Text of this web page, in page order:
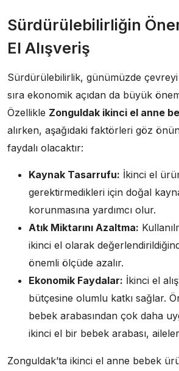
Sürdürülebilirliğin
El Alışveriş
Sürdürülebilirlik, günümüzde çevreyi
sıra ekonomik açıdan da büyük
Özellikle Zonguldak ikinci el anne
alırken, aşağıdaki faktörleri göz
faydalı olacaktır:
Kaynak Tasarrufu: İkinci el
gerektirmedikleri için doğal
korunmasına yardımcı olur.
Atık Miktarını Azaltma:
ikinci el olarak
önemli ölçüde azalır.
Ekonomik Faydalar: İkinci el
bütçesine olumlu katkı sağlar.
bebek arabasından çok daha
ikinci el bir bebek arabası,
Zonguldak’ta ikinci el anne bebek